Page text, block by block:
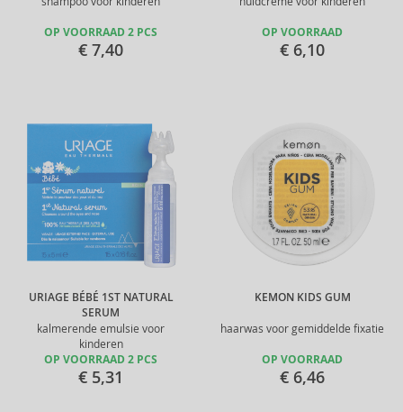
OP VOORRAAD 2 PCS
€ 7,40
OP VOORRAAD
€ 6,10
URIAGE BÉBÉ 1ST NATURAL
SERUM
kalmerende emulsie voor
kinderen
OP VOORRAAD 2 PCS
€ 5,31
KEMON KIDS GUM
haarwas voor gemiddelde fixatie
OP VOORRAAD
€ 6,46